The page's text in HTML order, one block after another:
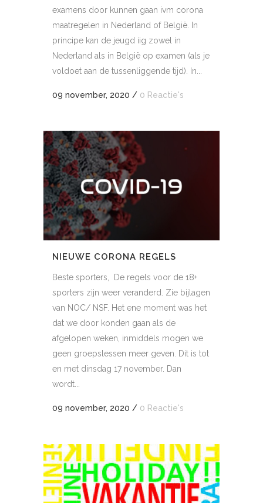
examens door kunnen gaan ivm corona
maatregelen in Nederland of België. In
principe kan de jeugd iig zowel in
Nederland als in België op examen (als je
voldoet aan de tussenliggende tijd). In...
09 november, 2020 / 0 Reactie's
NIEUWE CORONA REGELS
Beste sporters, De regels voor de 18+
sporters zijn weer veranderd. Zie bijlagen
van NOC/ NSF. Het ene moment was het
dat we door konden gaan als de
afgelopen weken, inmiddels mogen we
geen groepslessen meer geven. Dit is tot
en met dinsdag 17 november. Dan
wordt...
09 november, 2020 / 0 Reactie's